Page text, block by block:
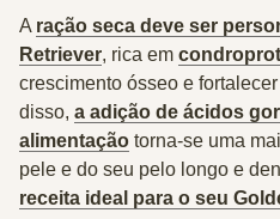
A ração seca deve ser
Retriever, rica em
crescimento ósseo e
disso, a adição de ácidos
alimentação torna-se uma
pele e do seu pelo longo e
receita ideal para o seu